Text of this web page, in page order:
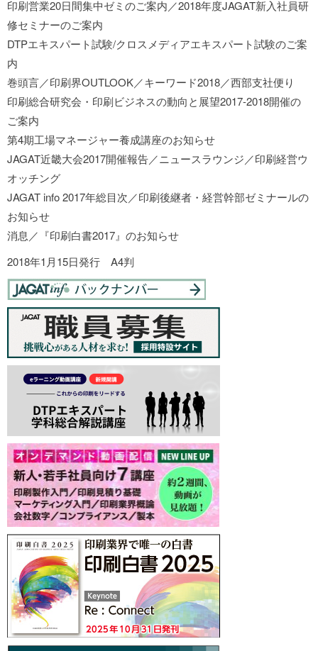
印刷営業20日間集中ゼミのご案内／2018年度JAGAT新入社員研
修セミナーのご案内
DTPエキスパート試験/クロスメディアエキスパート試験のご案
内
巻頭言／印刷界OUTLOOK／キーワード2018／西部支社便り
印刷総合研究会・印刷ビジネスの動向と展望2017-2018開催の
ご案内
第4期工場マネージャー養成講座のお知らせ
JAGAT近畿大会2017開催報告／ニュースラウンジ／印刷経営ウ
オッチング
JAGAT info 2017年総目次／印刷後継者・経営幹部ゼミナールの
お知らせ
消息／『印刷白書2017』のお知らせ
2018年1月15日発行 A4判